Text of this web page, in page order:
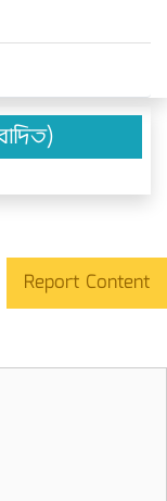
Report Content